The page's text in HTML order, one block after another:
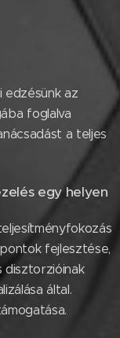
edzésünk az
foglalva
a teljes
egy helyen
fejlesztése,
disztorzióinak
által.